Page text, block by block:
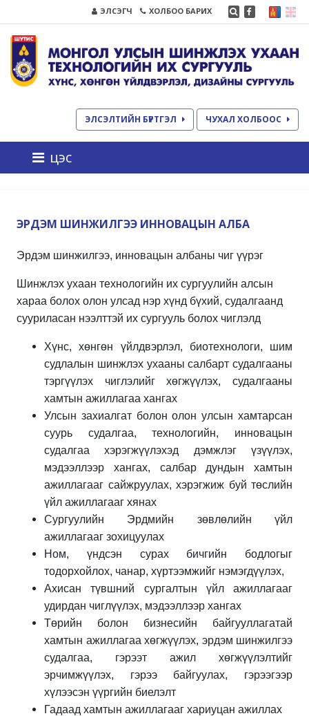
ЭЛСЭГЧ ХОЛБОО БАРИХ
ЭЛСЭЛТИЙН БҮРТГЭЛ ЧУХАЛ ХОЛБООС
цэс
ЭРДЭМ ШИНЖИЛГЭЭ ИННОВАЦЫН АЛБА
Эрдэм шинжилгээ, инновацын албаны чиг үүрэг
Шинжлэх ухаан технологийн их сургуулийн алсын
хараа болох олон улсад нэр хүнд бүхий, судалгаанд
сууриласан нээлттэй их сургууль болох чиглэлд
Хүнс, хөнгөн үйлдвэрлэл, биотехнологи, шим
судлалын шинжлэх ухааны салбарт судалгааны
тэргүүлэх чиглэлийг хөгжүүлэх, судалгааны
хамтын ажиллагаа хангах
Улсын захиалгат болон олон улсын хамтарсан
суурь судалгаа, технологийн, инновацын
судалгаа хэрэгжүүлэхэд дэмжлэг үзүүлэх,
мэдээллээр хангах, салбар дундын хамтын
ажиллагааг сайжруулах, хэрэгжиж буй төслийн
үйл ажиллагааг хянах
Сургуулийн Эрдмийн зөвлөлийн үйл
ажиллагааг зохицуулах
Ном, үндсэн сурах бичгийн бодлогыг
тодорхойлох, чанар, хүртээмжийг нэмэгдүүлэх,
Ахисан түвшний сургалтын үйл ажиллагааг
удирдан чиглүүлэх, мэдээллээр хангах
Төрийн болон бизнесийн байгууллагатай
хамтын ажиллагаа хөгжүүлэх, эрдэм шинжилгээ
судалгаа, гэрээт ажил хөгжүүлэлтийг
эрчимжүүлэх, гэрээ байгуулах, гэрээгээр
хүлээсэн үүргийн биелэлт
Гадаад хамтын ажиллагааг хариуцан ажиллах